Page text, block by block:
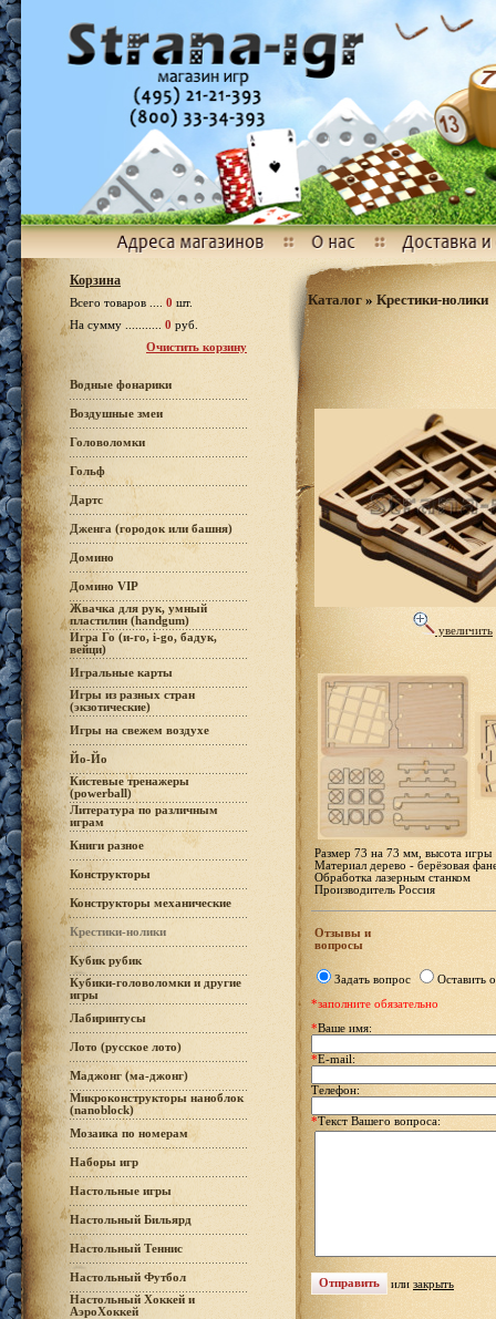
Корзина
Всего товаров .... 0 шт.
На сумму ........... 0 руб.
Очистить корзину
Водные фонарики
Воздушные змеи
Головоломки
Гольф
Дартс
Дженга (городок или башня)
Домино
Домино VIP
Жвачка для рук, умный
пластилин (handgum)
Игра Го (и-го, i-go, бадук,
вейци)
Игральные карты
Игры из разных стран
(экзотические)
Игры на свежем воздухе
Йо-Йо
Кистевые тренажеры
(powerball)
Литература по различным
играм
Книги разное
Конструкторы
Конструкторы механические
Крестики-нолики
Кубик рубик
Кубики-головоломки и другие
игры
Лабиринтусы
Лото (русское лото)
Маджонг (ма-джонг)
Микроконструкторы наноблок
(nanoblock)
Мозаика по номерам
Наборы игр
Настольные игры
Настольный Бильярд
Настольный Теннис
Настольный Футбол
Настольный Хоккей и
АэроХоккей
Каталог »Крестики-нолики
увеличить
Размер 73 на 73 мм, высота
Материал дерево - берёзовая
Обработка лазерным станком
Производитель Россия
Отзывы и
вопросы
Задать вопрос
Оставить
*заполните обязательно
*Ваше имя:
*E-mail:
Телефон:
*Текст Вашего вопроса:
или закрыть